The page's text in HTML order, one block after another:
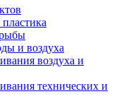
рыбы
и воздуха
воздуха и
технических и